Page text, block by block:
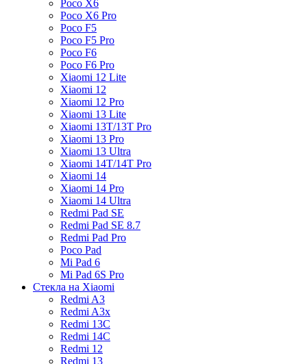
Poco X6
Poco X6 Pro
Poco F5
Poco F5 Pro
Poco F6
Poco F6 Pro
Xiaomi 12 Lite
Xiaomi 12
Xiaomi 12 Pro
Xiaomi 13 Lite
Xiaomi 13T/13T Pro
Xiaomi 13 Pro
Xiaomi 13 Ultra
Xiaomi 14T/14T Pro
Xiaomi 14
Xiaomi 14 Pro
Xiaomi 14 Ultra
Redmi Pad SE
Redmi Pad SE 8.7
Redmi Pad Pro
Poco Pad
Mi Pad 6
Mi Pad 6S Pro
Стекла на Xiaomi
Redmi A3
Redmi A3x
Redmi 13C
Redmi 14C
Redmi 12
Redmi 13